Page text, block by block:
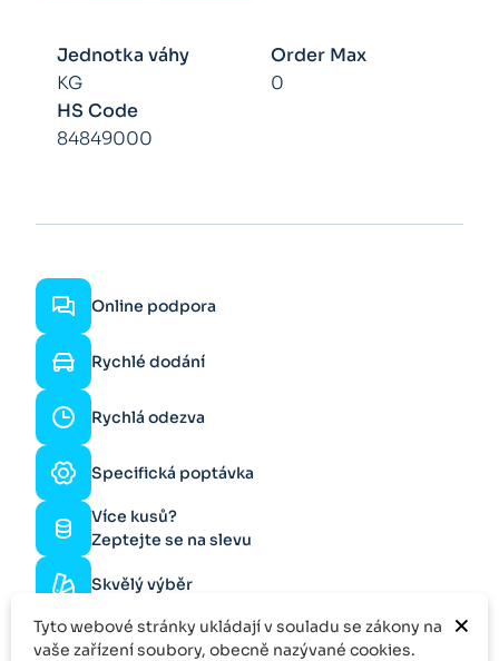
Jednotka váhy
KG
Order Max
0
HS Code
84849000
Online podpora
Rychlé dodání
Rychlá odezva
Specifická poptávka
Více kusů?
Zeptejte se na slevu
Skvělý výběr
Množstevní sleva ×
Tyto webové stránky ukládají v souladu se zákony na
vaše zařízení soubory, obecně nazývané cookies.